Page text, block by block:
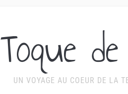
Toque
UN VOYAGE AU COEUR DE LA